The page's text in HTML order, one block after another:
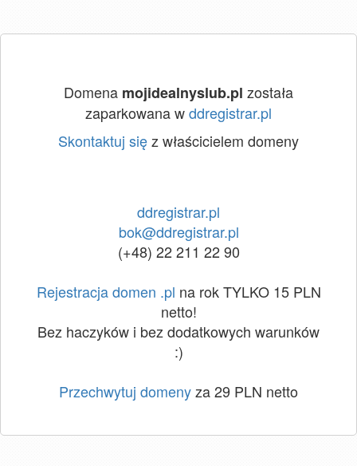
Domena mojidealnyslub.pl została
zaparkowana wddregistrar.pl
Skontaktuj sięz właścicielem domeny
ddregistrar.pl
bok@ddregistrar.pl
(+48) 22 211 22 90
Rejestracja domen .pl na rok TYLKO 15 PLN
netto!
Bez haczyków i bez dodatkowych warunków
:)
Przechwytuj domenyza 29 PLN netto